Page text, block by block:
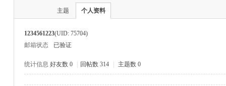
主题 个人资料
1234561223(UID: 75704)
邮箱状态
已验证
统计信息 好友数 0 回帖数 314 主题数 0